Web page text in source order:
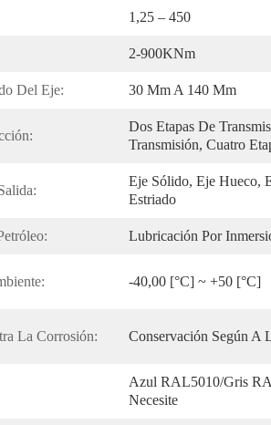
1,25 – 450
2-900KNm
Del Eje: 30 Mm A 140 Mm
Dos Etapas De
Transmisión, Cuatro
Eje Sólido, Eje Hueco,
Estriado
Lubricación Por
-40,00 [°C] ~ +50 [°C]
La Corrosión: Conservación Según A
Azul RAL5010/Gris
Necesite